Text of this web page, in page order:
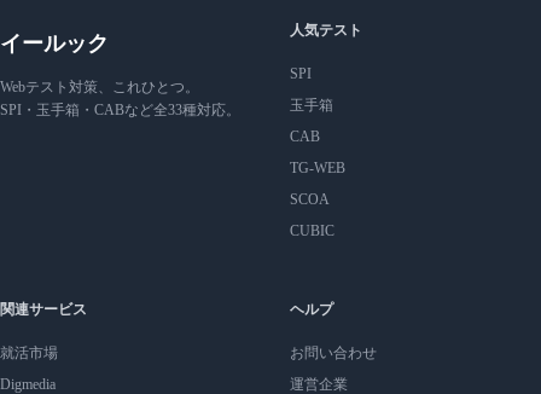
イールック
Webテスト対策、これひとつ。
SPI・玉手箱・CABなど全33種対応。
人気テスト
SPI
玉手箱
CAB
TG-WEB
SCOA
CUBIC
関連サービス
就活市場
Digmedia
ヘルプ
お問い合わせ
運営企業